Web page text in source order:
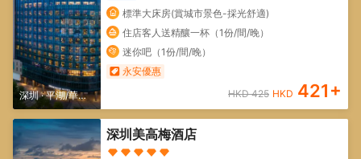
深圳·平湖/華南
城
標準大床房(賞城市景色-採光舒適)
住店客人送精釀一杯（1份/間/晚）
迷你吧（1份/間/晚）
永安優惠
HKD425 HKD 421+
深圳美高梅酒店